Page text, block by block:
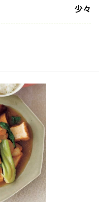
少々